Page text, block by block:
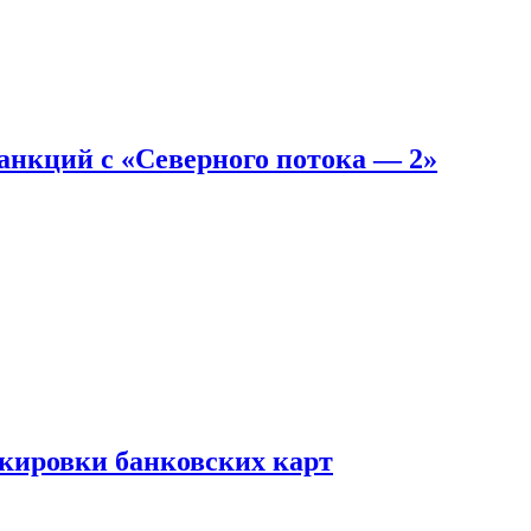
с «Северного потока — 2»
банковских карт